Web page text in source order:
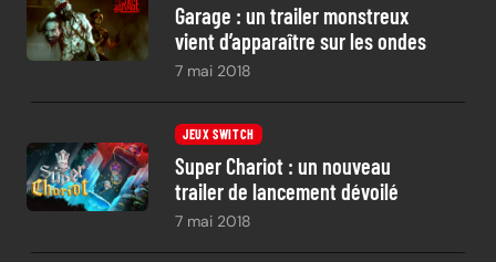
Garage : un trailer monstreux
vient d’apparaître sur les ondes
7 mai 2018
JEUX SWITCH
Super Chariot : un nouveau
trailer de lancement dévoilé
7 mai 2018